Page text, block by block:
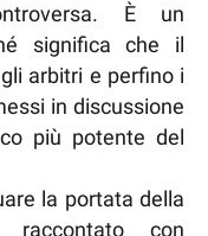
È un
significa che il
arbitri e perfino i
in discussione
più potente del
la portata della
con